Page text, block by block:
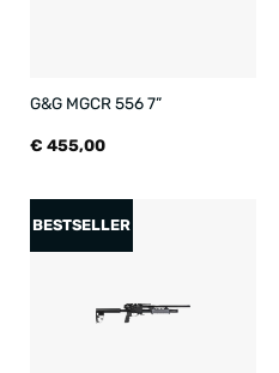
G&G MGCR 556 7”
€ 455,00
BESTSELLER